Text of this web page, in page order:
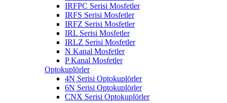
IRFPC Serisi Mosfetler
IRFS Serisi Mosfetler
IRFZ Serisi Mosfetler
IRL Serisi Mosfetler
IRLZ Serisi Mosfetler
N Kanal Mosfetler
P Kanal Mosfetler
Optokuplörler
4N Serisi Optokuplörler
6N Serisi Optokuplörler
CNX Serisi Optokuplörler